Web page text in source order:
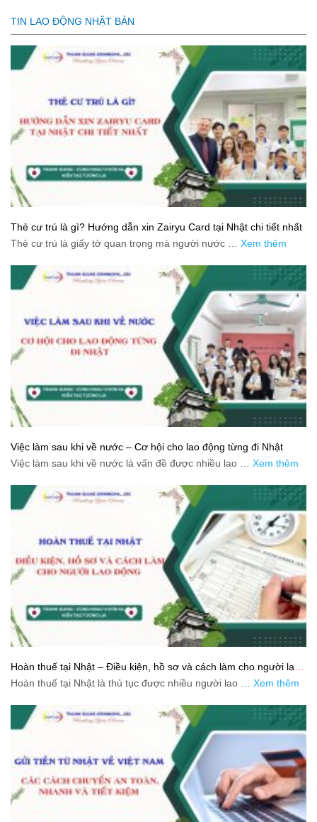
TIN LAO ĐỘNG NHẬT BẢN
Thẻ cư trú là gì? Hướng dẫn xin Zairyu Card tại Nhật chi tiết nhất
Thẻ cư trú là giấy tờ quan trọng mà người nước … Xem thêm
Việc làm sau khi về nước – Cơ hội cho lao động từng đi Nhật
Việc làm sau khi về nước là vấn đề được nhiều lao … Xem thêm
Hoàn thuế tại Nhật – Điều kiện, hồ sơ và cách làm cho người lao
động
Hoàn thuế tại Nhật là thủ tục được nhiều người lao … Xem thêm